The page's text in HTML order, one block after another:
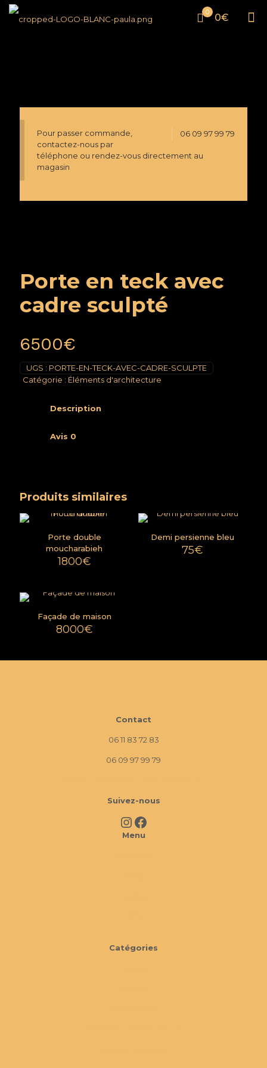
0 0€
06 09 97 99 79
Pour passer commande,
contactez-nous par
téléphone ou rendez-vous directement au
magasin
Porte en teck avec
cadre sculpté
6500€
UGS : PORTE-EN-TECK-AVEC-CADRE-SCULPTE
Catégorie : Éléments d'architecture
Description
Avis 0
Produits similaires
Porte double
moucharabieh
1800€
Demi persienne bleu
75€
Façade de maison
8000€
Contact
06 11 83 72 83
06 09 97 99 79
Suivez-nous
InstagramFacebook
Menu
Catégories